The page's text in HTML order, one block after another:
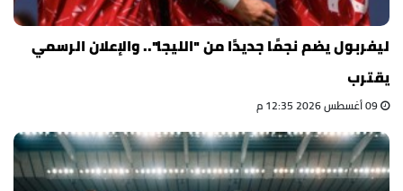
ليفربول يضم نجمًا جديدًا من "الليجا".. والإعلان الرسمي
يقترب